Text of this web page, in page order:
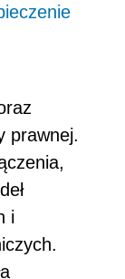
prawnej.
i